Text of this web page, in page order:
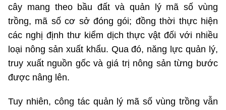
Bản quyền thuộc Trung tâm Thông tin.
(Ghi rõ nguồn "http://mic.gov.vn" khi phát hành lại thông tin từ
trang web này)
cây mang theo bầu đất và quản lý mã số vùng
trồng, mã số cơ sở đóng gói; đồng thời thực hiện
các nghị định thư kiểm dịch thực vật đối với nhiều
loại nông sản xuất khẩu. Qua đó, năng lực quản lý,
truy xuất nguồn gốc và giá trị nông sản từng bước
được nâng lên.
Tuy nhiên, công tác quản lý mã số vùng trồng vẫn